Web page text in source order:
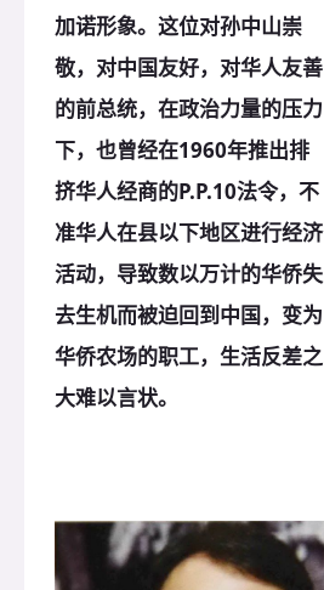
加诺形象。这位对孙中山崇
敬，对中国友好，对华人友善
的前总统，在政治力量的压力
下，也曾经在1960年推出排
挤华人经商的P.P.10法令，不
准华人在县以下地区进行经济
活动，导致数以万计的华侨失
去生机而被迫回到中国，变为
华侨农场的职工，生活反差之
大难以言状。